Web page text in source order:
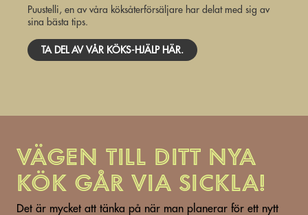
Puustelli, en av våra köksåterförsäljare har delat med sig av
sina bästa tips.
TA DEL AV VÅR KÖKS-HJÄLP HÄR.
Vägen till ditt nya
kök går via Sickla!
Det är mycket att tänka på när man planerar för ett nytt